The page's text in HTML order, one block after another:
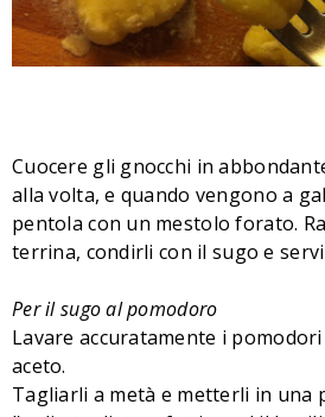
Cuocere gli gnocchi in
alla volta, e quando vengono a
pentola con un mestolo forato.
terrina, condirli con il sugo e
Per il sugo al pomodoro
Lavare accuratamente i
aceto.
Tagliarli a metà e metterli in una